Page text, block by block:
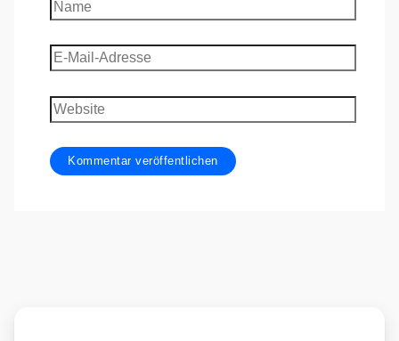
Name
E-
Mail-
Adresse
Website